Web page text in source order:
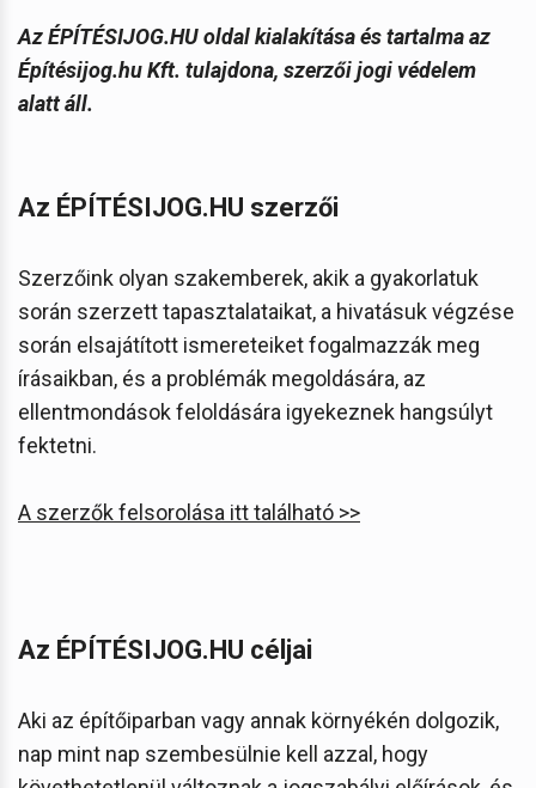
Az ÉPÍTÉSIJOG.HU oldal kialakítása és tartalma az
Építésijog.hu Kft. tulajdona, szerzői jogi védelem
alatt áll.
Az ÉPÍTÉSIJOG.HU szerzői
Szerzőink olyan szakemberek, akik a gyakorlatuk
során szerzett tapasztalataikat, a hivatásuk végzése
során elsajátított ismereteiket fogalmazzák meg
írásaikban, és a problémák megoldására, az
ellentmondások feloldására igyekeznek hangsúlyt
fektetni.
A szerzők felsorolása itt található >>
Az ÉPÍTÉSIJOG.HU céljai
Aki az építőiparban vagy annak környékén dolgozik,
nap mint nap szembesülnie kell azzal, hogy